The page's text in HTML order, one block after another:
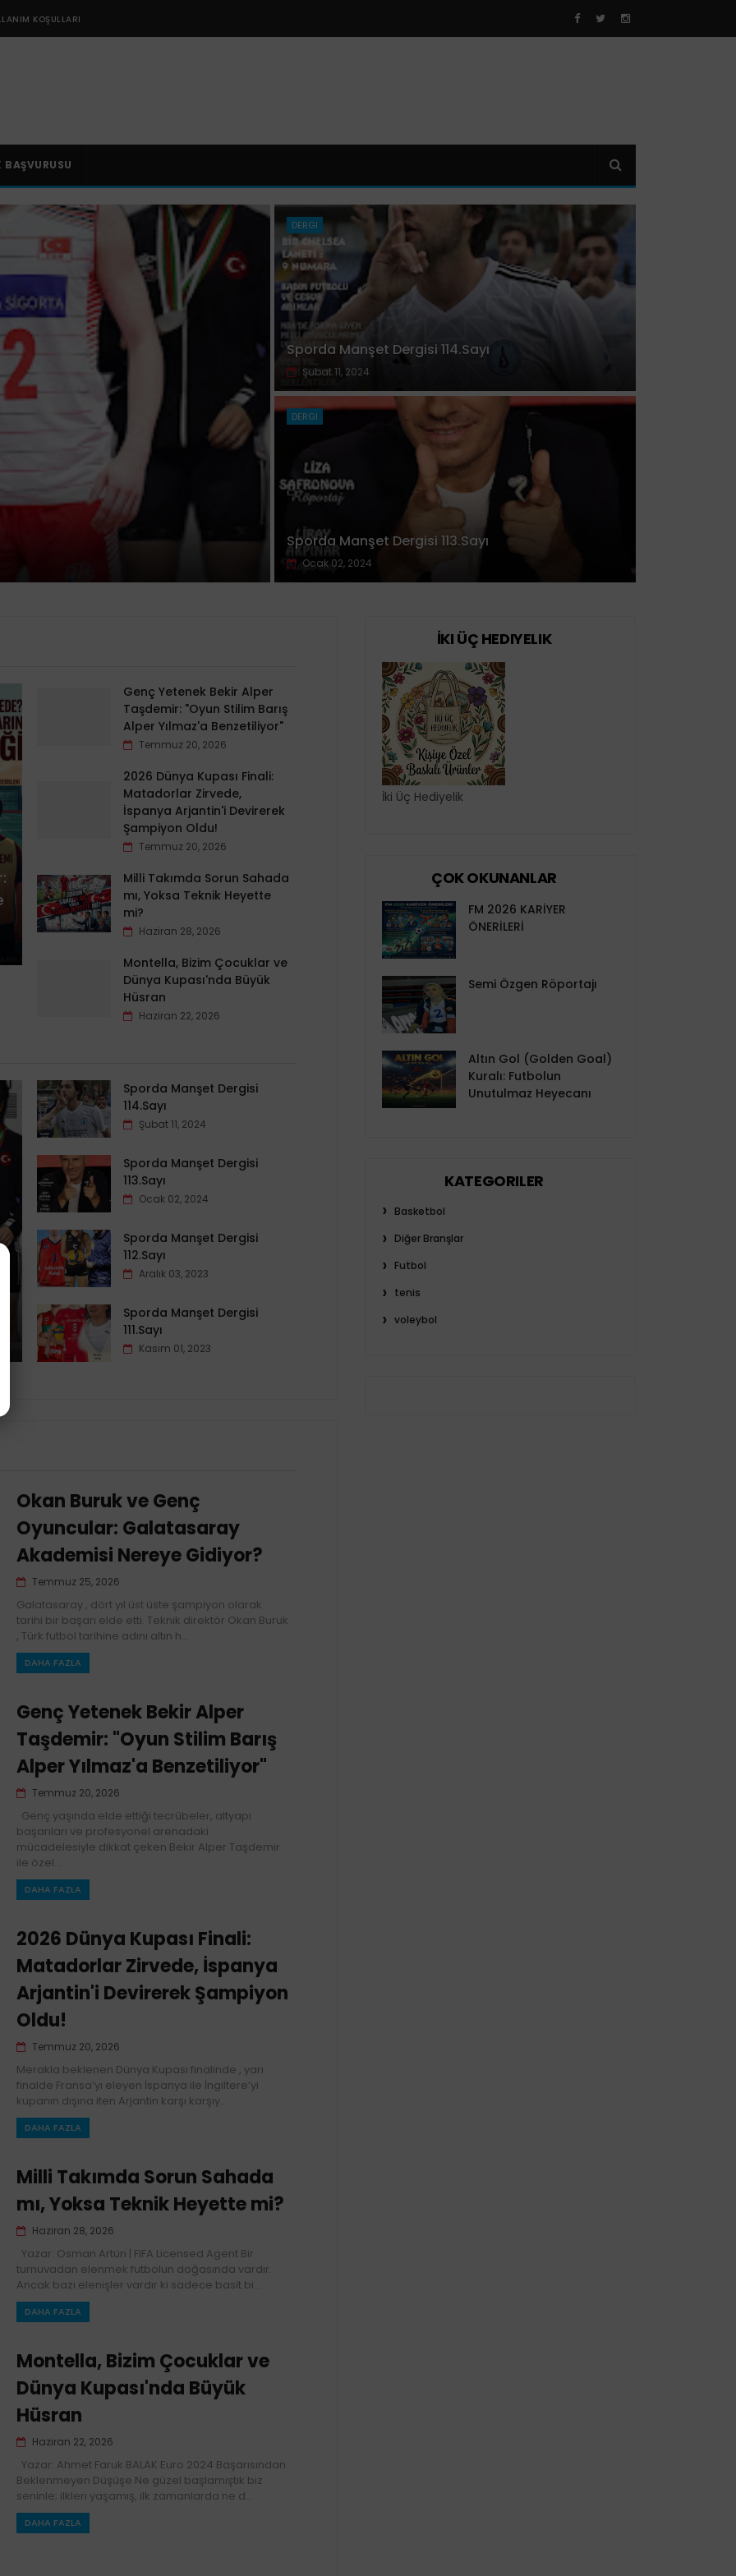
KOŞULLARI
BAŞVURUSU
DERGI
Sporda Manşet Dergisi 114.Sayı
Şubat 11, 2024
DERGI
Sporda Manşet Dergisi 113.Sayı
Ocak 02, 2024
Genç Yetenek Bekir Alper
Taşdemir: "Oyun Stilim Barış
Alper Yılmaz'a Benzetiliyor"
Temmuz 20, 2026
2026 Dünya Kupası Finali:
Matadorlar Zirvede,
İspanya Arjantin'i Devirerek
Şampiyon Oldu!
Temmuz 20, 2026
Milli Takımda Sorun Sahada
mı, Yoksa Teknik Heyette
mi?
Haziran 28, 2026
Montella, Bizim Çocuklar ve
Dünya Kupası'nda Büyük
Hüsran
Haziran 22, 2026
Sporda Manşet Dergisi
114.Sayı
Şubat 11, 2024
Sporda Manşet Dergisi
113.Sayı
Ocak 02, 2024
Sporda Manşet Dergisi
112.Sayı
Aralık 03, 2023
Sporda Manşet Dergisi
111.Sayı
Kasım 01, 2023
Okan Buruk ve Genç
Oyuncular: Galatasaray
Akademisi Nereye Gidiyor?
Temmuz 25, 2026
Galatasaray , dört yıl üst üste şampiyon olarak
tarihi bir başarı elde etti. Teknik direktör Okan Buruk
, Türk futbol tarihine adını altın h...
DAHA FAZLA
Genç Yetenek Bekir Alper
Taşdemir: "Oyun Stilim Barış
Alper Yılmaz'a Benzetiliyor"
Temmuz 20, 2026
Genç yaşında elde ettiği tecrübeler, altyapı
başarıları ve profesyonel arenadaki
mücadelesiyle dikkat çeken Bekir Alper Taşdemir
ile özel...
DAHA FAZLA
2026 Dünya Kupası Finali:
Matadorlar Zirvede, İspanya
Arjantin'i Devirerek Şampiyon
Oldu!
Temmuz 20, 2026
Merakla beklenen Dünya Kupası finalinde , yarı
finalde Fransa’yı eleyen İspanya ile İngiltere’yi
kupanın dışına iten Arjantin karşı karşıy...
DAHA FAZLA
Milli Takımda Sorun Sahada
mı, Yoksa Teknik Heyette mi?
Haziran 28, 2026
Yazar: Osman Artün | FIFA Licensed Agent Bir
turnuvadan elenmek futbolun doğasında vardır.
Ancak bazı elenişler vardır ki sadece basit bi...
DAHA FAZLA
Montella, Bizim Çocuklar ve
Dünya Kupası'nda Büyük
Hüsran
Haziran 22, 2026
Yazar: Ahmet Faruk BALAK Euro 2024 Başarısından
Beklenmeyen Düşüşe Ne güzel başlamıştık biz
seninle; ilkleri yaşamış, ilk zamanlarda ne d...
DAHA FAZLA
İKI ÜÇ HEDIYELIK
İki Üç Hediyelik
ÇOK OKUNANLAR
FM 2026 KARİYER
ÖNERİLERİ
Semi Özgen Röportajı
Altın Gol (Golden Goal)
Kuralı: Futbolun
Unutulmaz Heyecanı
KATEGORILER
Basketbol
Diğer Branşlar
Futbol
tenis
voleybol